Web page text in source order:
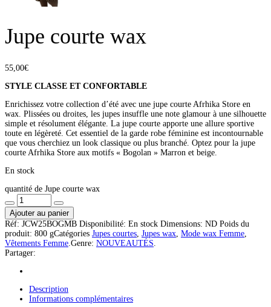
Jupe courte wax
55,00€
STYLE CLASSE ET CONFORTABLE
Enrichissez votre collection d’été avec une jupe courte Afrhika Store en
wax. Plissées ou droites, les jupes insuffle une note glamour à une silhouette
simple et résolument élégante. La jupe courte apporte une allure sportive
toute en légèreté. Cet essentiel de la garde robe féminine est incontournable
que vous cherchiez un look classique ou plus branché. Optez pour la jupe
courte Afrhika Store aux motifs « Bogolan » Marron et beige.
En stock
quantité de Jupe courte wax
Ajouter au panier
Réf: JCW25BOGMB Disponibilité: En stock Dimensions: ND Poids du
produit: 800 gCatégories Jupes courtes Jupes wax Mode wax Femme
Vêtements Femme Genre: NOUVEAUTÉS
Partager:
Description
Informations complémentaires